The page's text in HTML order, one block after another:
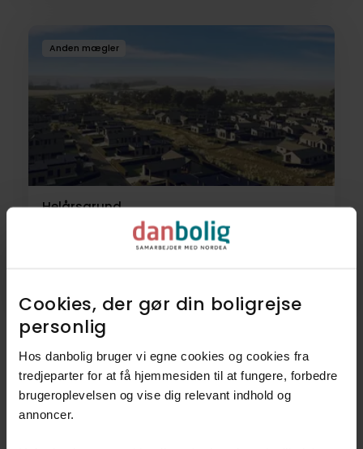
Cookies, der gør din boligrejse
personlig​
Hos danbolig bruger vi egne cookies og cookies fra
tredjeparter for at få hjemmesiden til at fungere, forbedre
brugeroplevelsen og vise dig relevant indhold og
annoncer.​
Anden mægler
Helårsgrund
Skovmarken 20,
1.250.000 kr.
12
Villaer